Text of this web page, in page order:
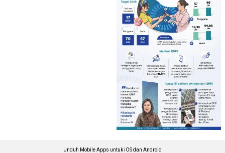
Unduh Mobile Apps untuk iOS dan Android